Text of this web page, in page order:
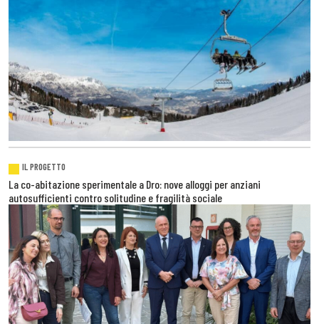
IL PROGETTO
La co-abitazione sperimentale a Dro: nove alloggi per anziani
autosufficienti contro solitudine e fragilità sociale